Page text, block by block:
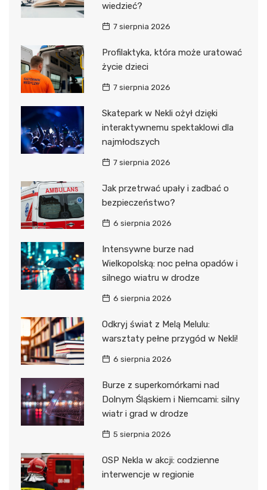
wiedzieć?
7 sierpnia 2026
Profilaktyka, która może uratować
życie dzieci
7 sierpnia 2026
Skatepark w Nekli ożył dzięki
interaktywnemu spektaklowi dla
najmłodszych
7 sierpnia 2026
Jak przetrwać upały i zadbać o
bezpieczeństwo?
6 sierpnia 2026
Intensywne burze nad
Wielkopolską: noc pełna opadów i
silnego wiatru w drodze
6 sierpnia 2026
Odkryj świat z Melą Melulu:
warsztaty pełne przygód w Nekli!
6 sierpnia 2026
Burze z superkomórkami nad
Dolnym Śląskiem i Niemcami: silny
wiatr i grad w drodze
5 sierpnia 2026
OSP Nekla w akcji: codzienne
interwencje w regionie